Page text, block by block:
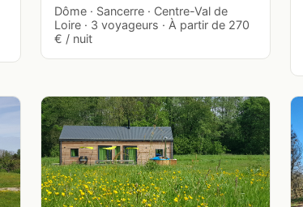
Dôme · Sancerre · Centre-Val de
Loire · 3 voyageurs · À partir de 270
€ / nuit